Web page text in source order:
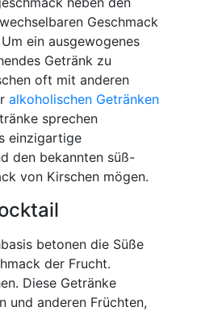
Geschmack
ein ausgewogenes
Getränk zu
oft mit anderen
alkoholischen Getränken
sprechen
einzigartige
den bekannten süß-
von Kirschen mögen.
betonen die Süße
der Frucht.
Diese Getränke
und anderen Früchten,